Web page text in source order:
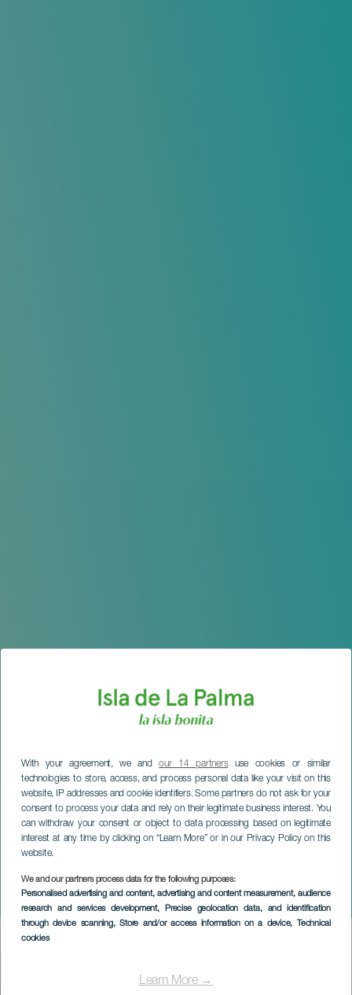
With your agreement, we andour 14 partnersuse cookies or similar
technologies to store, access, and process personal data like your visit on this
website, IP addresses and cookie identifiers. Some partners do not ask for your
consent to process your data and rely on their legitimate business interest. You
can withdraw your consent or object to data processing based on legitimate
interest at any time by clicking on “Learn More” or in our Privacy Policy on this
website.
We and our partners process data for the following purposes:
Personalised advertising and content, advertising and content measurement, audience
research and services development, Precise geolocation data, and identification
through device scanning, Store and/or access information on a device, Technical
cookies
Learn More →
Semana Santa en
Puntagorda
LA PALMA
Imagen